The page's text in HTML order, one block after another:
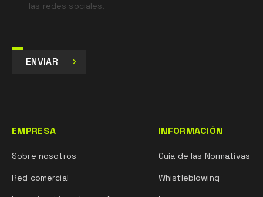
las redes sociales.
ENVIAR
EMPRESA
Sobre nosotros
Red comercial
INFORMACIÓN
Guía de las Normativas
Whistleblowing